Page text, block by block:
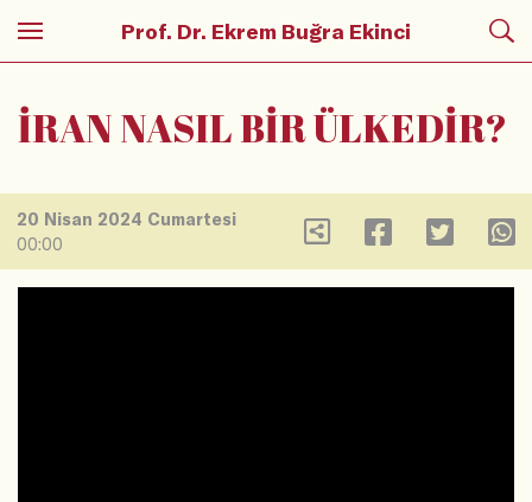
Prof. Dr. Ekrem Buğra Ekinci
İRAN NASIL BİR ÜLKEDİR?
20 Nisan 2024 Cumartesi
00:00